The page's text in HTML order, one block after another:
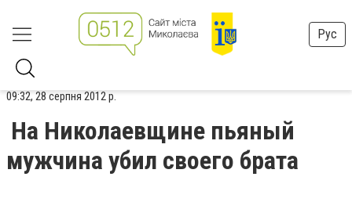
Рус
09:32, 28 серпня 2012 р.
На Николаевщине пьяный
мужчина убил своего брата